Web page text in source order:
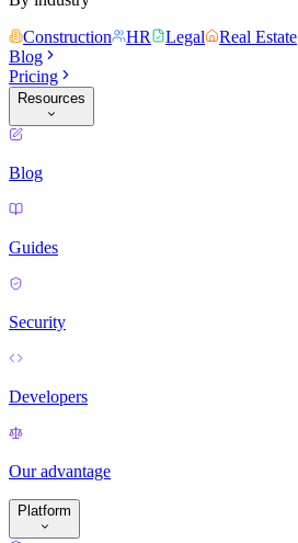
Construction
HR Legal Real Estate
Blog
Pricing
Resources
Blog
Guides
Security
Developers
Our advantage
Platform